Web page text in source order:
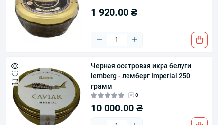
1 920.00 ₴
Черная осетровая икра белуги
lemberg - лемберг Imperial 250
грамм
0
10 000.00 ₴